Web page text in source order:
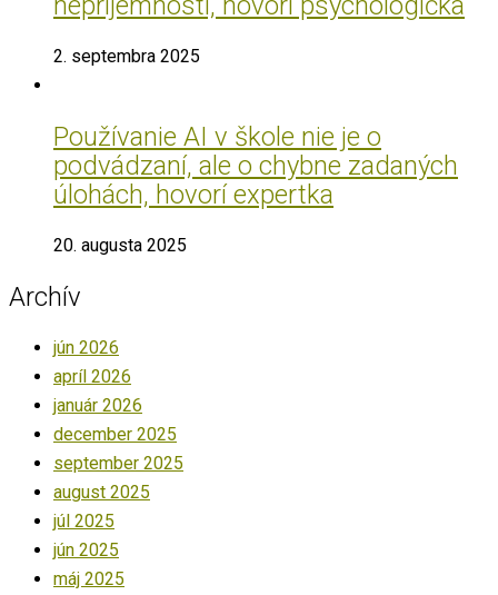
2. septembra 2025
Používanie AI v škole nie je o
podvádzaní, ale o chybne zadaných
úlohách, hovorí expertka
20. augusta 2025
Archív
jún 2026
apríl 2026
január 2026
december 2025
september 2025
august 2025
júl 2025
jún 2025
máj 2025